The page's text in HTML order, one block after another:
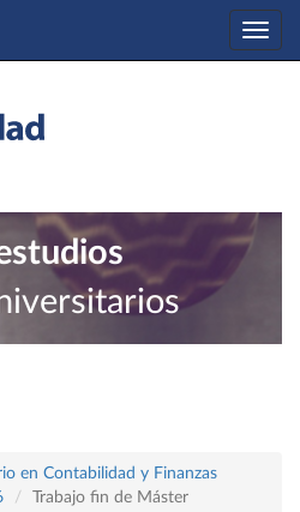
en Contabilidad y Finanzas
Trabajo fin de Máster